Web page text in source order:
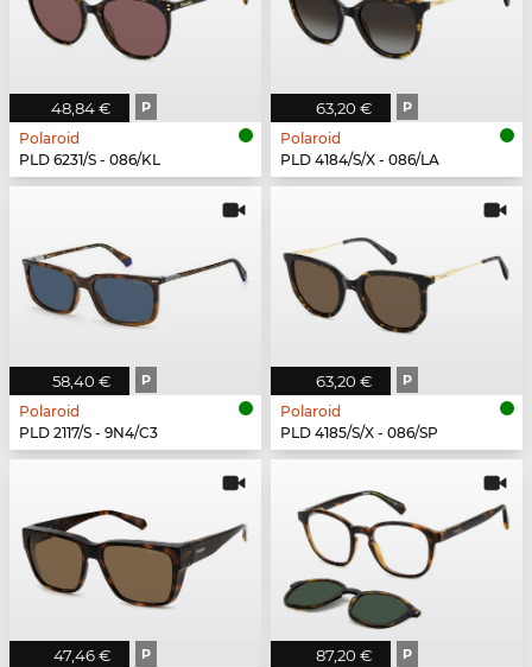
48,84 € P
Polaroid
PLD 6231/S - 086/KL
63,20 € P
Polaroid
PLD 4184/S/X - 086/LA
58,40 € P
Polaroid
PLD 2117/S - 9N4/C3
63,20 € P
Polaroid
PLD 4185/S/X - 086/SP
47,46 € P 87,20 € P